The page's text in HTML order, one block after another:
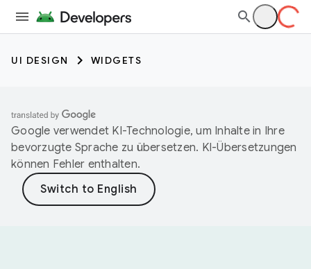
UI DESIGN WIDGETS
Google verwendet KI-Technologie, um Inhalte in Ihre
bevorzugte Sprache zu übersetzen. KI-Übersetzungen
können Fehler enthalten.